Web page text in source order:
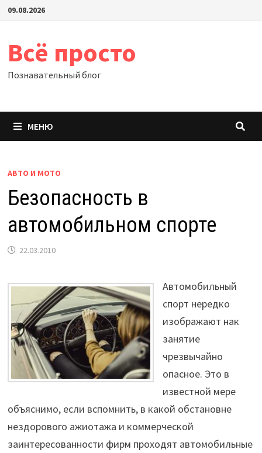
Перейти
09.08.2026
Всё просто
Познавательный блог
МЕНЮ
АВТО И МОТО
Безопасность в
автомобильном спорте
22.03.2010
Автомобильный
спорт нередко
изображают нак
занятие
чрезвычайно
опасное. Это в
известной мере
объяснимо, если вспомнить, в какой обстановне
нездорового ажиотажа и коммерческой
заинтересованности фирм проходят автомобильные